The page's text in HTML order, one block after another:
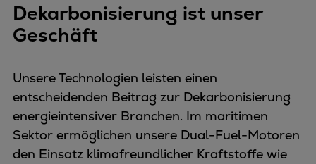
Dekarbonisierung ist unser
Geschäft
Unsere Technologien leisten einen
entscheidenden Beitrag zur Dekarbonisierung
energieintensiver Branchen. Im maritimen
Sektor ermöglichen unsere Dual-Fuel-Motoren
den Einsatz klimafreundlicher Kraftstoffe wie